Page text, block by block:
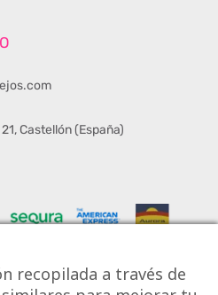
Castellón (España)
recopilada a través de